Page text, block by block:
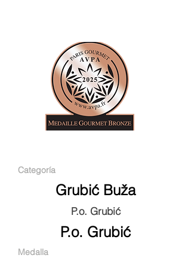
Categoría
Grubić Buža
P.o. Grubić
P.o. Grubić
Medalla